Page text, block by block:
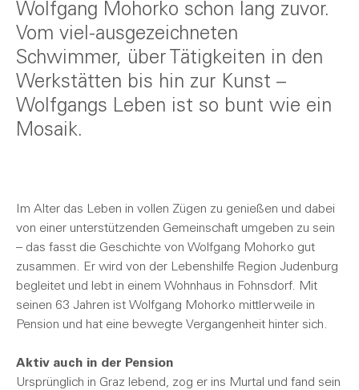
Wolfgang Mohorko schon lang zuvor.
Vom viel-ausgezeichneten
Schwimmer, über Tätigkeiten in den
Werkstätten bis hin zur Kunst –
Wolfgangs Leben ist so bunt wie ein
Mosaik.
Im Alter das Leben in vollen Zügen zu genießen und dabei
von einer unterstützenden Gemeinschaft umgeben zu sein
– das fasst die Geschichte von Wolfgang Mohorko gut
zusammen. Er wird von der Lebenshilfe Region Judenburg
begleitet und lebt in einem Wohnhaus in Fohnsdorf. Mit
seinen 63 Jahren ist Wolfgang Mohorko mittlerweile in
Pension und hat eine bewegte Vergangenheit hinter sich.
Aktiv auch in der Pension
Ursprünglich in Graz lebend, zog er ins Murtal und fand sein